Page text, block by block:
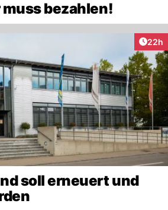
bezahlen!
22h
soll erneuert und